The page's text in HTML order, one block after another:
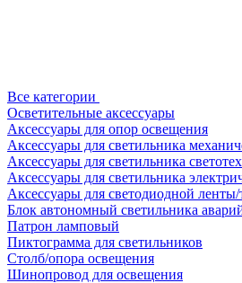
Все категории
Осветительные аксессуары
Аксессуары для опор освещения
Аксессуары для светильника
Аксессуары для светильника
Аксессуары для светильника
Аксессуары для светодиодной ленты/
Блок автономный светильника
Патрон ламповый
Пиктограмма для светильников
Столб/опора освещения
Шинопровод для освещения